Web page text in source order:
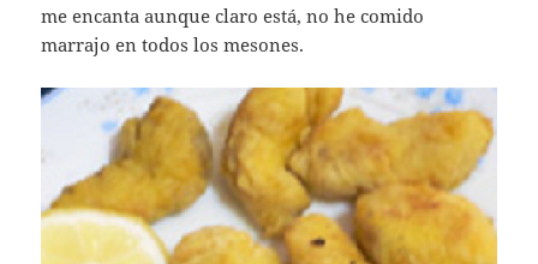
me encanta aunque claro está, no he comido
marrajo en todos los mesones.